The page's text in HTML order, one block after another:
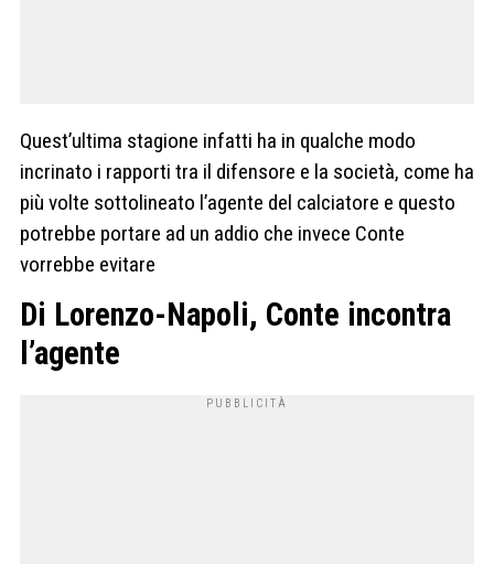
Quest’ultima stagione infatti ha in qualche modo
incrinato i rapporti tra il difensore e la società, come ha
più volte sottolineato l’agente del calciatore e questo
potrebbe portare ad un addio che invece Conte
vorrebbe evitare
Di Lorenzo-Napoli, Conte incontra
l’agente